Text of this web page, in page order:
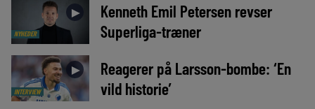
NYHEDER
►
Kenneth Emil Petersen revser
Superliga-træner
INTERVIEW
►
Reagerer på Larsson-bombe: ‘En
vild historie’